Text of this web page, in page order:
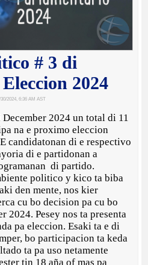
# 3 di
2024
30/2024, 6:36 AM AST
2024 un total di 11
na e proximo eleccion
candidatonan di e respectivo
di e partidonan a
di partido.
politico y kico ta biba
den mente, nos kier
cu bo decision pa cu bo
2024. Pesey nos ta presenta
pa eleccion. Esaki ta e di
bo participacion ta keda
ta pa uso netamente
tin 18 aña of mas pa